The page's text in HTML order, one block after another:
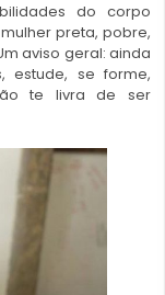
do corpo
preta, pobre,
aviso geral: ainda
estude, se forme,
te livra de ser